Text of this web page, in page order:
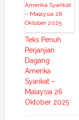
Teks Penuh
Perjanjian
Dagang
Amerika
Syarikat –
Malaysia 26
Oktober 2025